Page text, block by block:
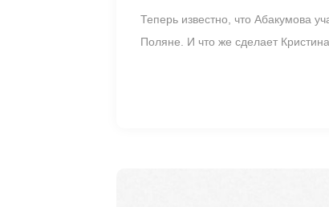
Теперь известно, что Абакумова
Поляне. И что же сделает